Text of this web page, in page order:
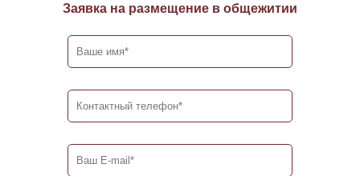
Заявка на размещение в общежитии